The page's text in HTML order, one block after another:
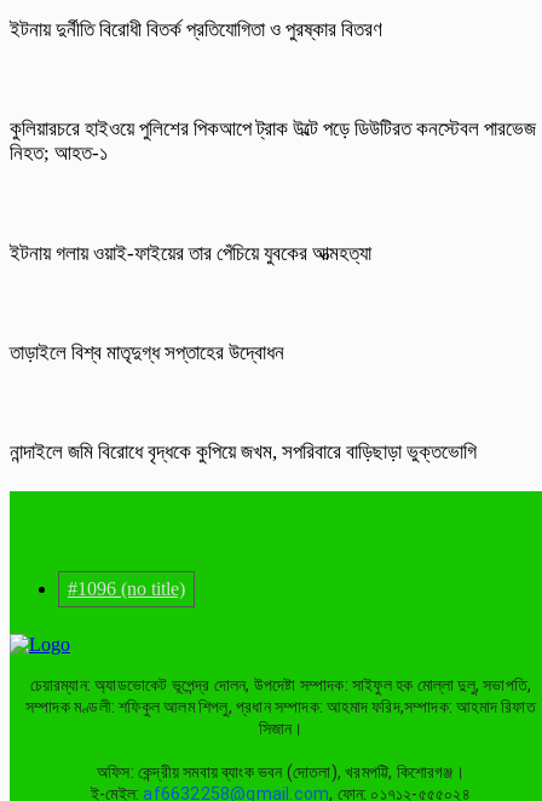
ইটনায় দুর্নীতি বিরোধী বিতর্ক প্রতিযোগিতা ও পুরষ্কার বিতরণ
কুলিয়ারচরে হাইওয়ে পুলিশের পিকআপে ট্রাক উল্টে পড়ে ডিউটিরত কনস্টেবল পারভেজ
নিহত; আহত-১
ইটনায় গলায় ওয়াই-ফাইয়ের তার পেঁচিয়ে যুবকের আত্মহত্যা
তাড়াইলে বিশ্ব মাতৃদুগ্ধ সপ্তাহের উদ্বোধন
নান্দাইলে জমি বিরোধে বৃদ্ধকে কুপিয়ে জখম, সপরিবারে বাড়িছাড়া ভুক্তভোগি
#1096 (no title)
চেয়ারম্যান: অ্যাডভোকেট ভূপেন্দ্র দোলন, উপদেষ্টা সম্পাদক: সাইফুল হক মোল্লা দুলু, সভাপতি,
সম্পাদক মণ্ডলী: শফিকুল আলম শিপলু, প্রধান সম্পাদক: আহমাদ ফরিদ,সম্পাদক: আহমাদ রিফাত
সিজান।
অফিস: কেন্দ্রীয় সমবায় ব্যাংক ভবন (দোতলা), খরমপট্টি, কিশোরগঞ্জ।
ই-মেইল:af6632258@gmail.com, ফোন: ০১৭১২-৫৫৫০২৪